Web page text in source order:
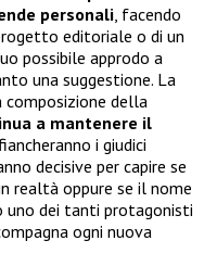
personali, facendo
editoriale o di un
possibile approdo a
una suggestione. La
della
a mantenere il
i giudici
decisive per capire se
realtà oppure se il nome
uno dei tanti protagonisti
ogni nuova